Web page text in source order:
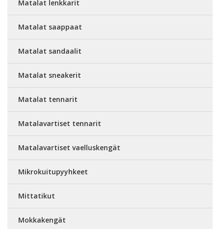
Matalat lenkkarit
Matalat saappaat
Matalat sandaalit
Matalat sneakerit
Matalat tennarit
Matalavartiset tennarit
Matalavartiset vaelluskengät
Mikrokuitupyyhkeet
Mittatikut
Mokkakengät